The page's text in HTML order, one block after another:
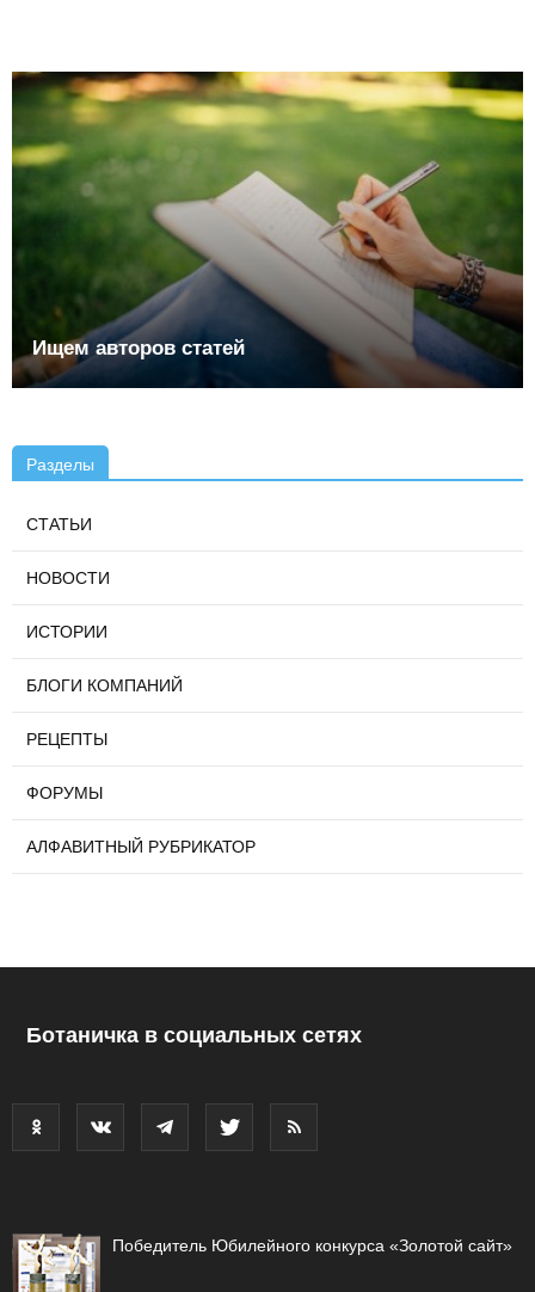
Ищем авторов статей
Разделы
СТАТЬИ
НОВОСТИ
ИСТОРИИ
БЛОГИ КОМПАНИЙ
РЕЦЕПТЫ
ФОРУМЫ
АЛФАВИТНЫЙ РУБРИКАТОР
Ботаничка в социальных сетях
Победитель Юбилейного конкурса «Золотой сайт»